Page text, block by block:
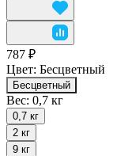
787 ₽
Цвет: Бесцветный
Бесцветный
Вес: 0,7 кг
0,7 кг
2 кг
9 кг